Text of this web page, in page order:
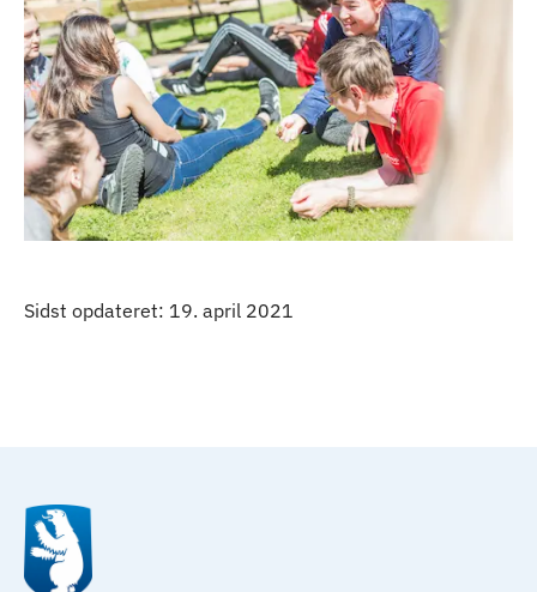
Sidst opdateret: 19. april 2021